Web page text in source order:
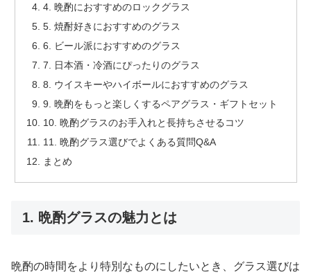
4. 晩酌におすすめのロックグラス
5. 焼酎好きにおすすめのグラス
6. ビール派におすすめのグラス
7. 日本酒・冷酒にぴったりのグラス
8. ウイスキーやハイボールにおすすめのグラス
9. 晩酌をもっと楽しくするペアグラス・ギフトセット
10. 晩酌グラスのお手入れと長持ちさせるコツ
11. 晩酌グラス選びでよくある質問Q&A
まとめ
1. 晩酌グラスの魅力とは
晩酌の時間をより特別なものにしたいとき、グラス選びは